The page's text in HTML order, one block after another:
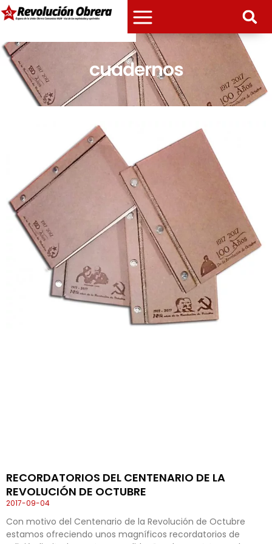
cuadernos
RECORDATORIOS DEL CENTENARIO DE LA
REVOLUCIÓN DE OCTUBRE
2017-09-04
Con motivo del Centenario de la Revolución de Octubre
estamos ofreciendo unos magníficos recordatorios de